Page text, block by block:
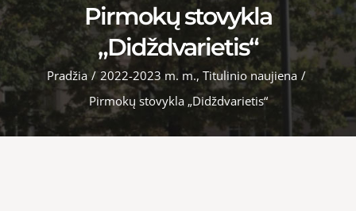
Pirmokų stovykla
„Didždvarietis“
Pradžia / 2022-2023 m. m., Titulinio naujiena /
Pirmokų stovykla „Didždvarietis“